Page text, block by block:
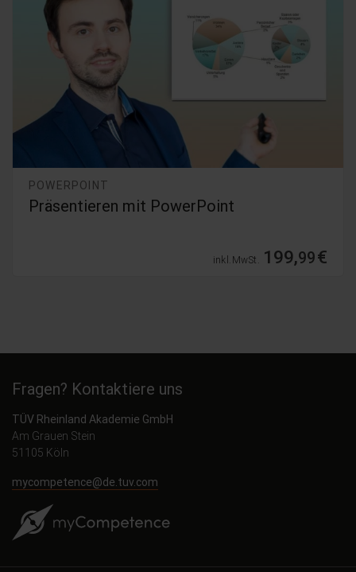
POWERPOINT
PowerPoint 365 - 2019 Grundlagenkurs
inkl. MwSt. 39,99€
Fragen? Kontaktiere uns
TÜV Rheinland Akademie GmbH
Am Grauen Stein
51105 Köln
mycompetence@de.tuv.com